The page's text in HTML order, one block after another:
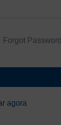
Forgot
agora